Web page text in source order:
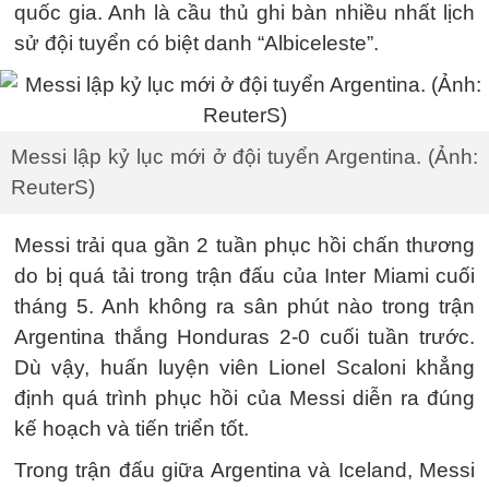
quốc gia. Anh là cầu thủ ghi bàn nhiều nhất lịch
sử đội tuyển có biệt danh “Albiceleste”.
Messi lập kỷ lục mới ở đội tuyển Argentina. (Ảnh:
ReuterS)
Messi trải qua gần 2 tuần phục hồi chấn thương
do bị quá tải trong trận đấu của Inter Miami cuối
tháng 5. Anh không ra sân phút nào trong trận
Argentina thắng Honduras 2-0 cuối tuần trước.
Dù vậy, huấn luyện viên Lionel Scaloni khẳng
định quá trình phục hồi của Messi diễn ra đúng
kế hoạch và tiến triển tốt.
Trong trận đấu giữa Argentina và Iceland, Messi